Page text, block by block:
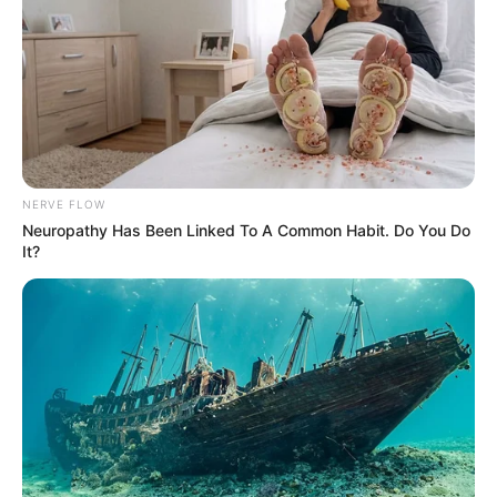
Tampil Lebih Modern, 7 Potret
Hasil Renovasi Rumah Berusia
90 Tahun
NERVE FLOW
Neuropathy Has Been Linked To A Common Habit. Do You Do
It?